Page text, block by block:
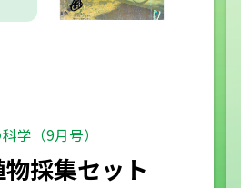
学（9月号）
採集セット